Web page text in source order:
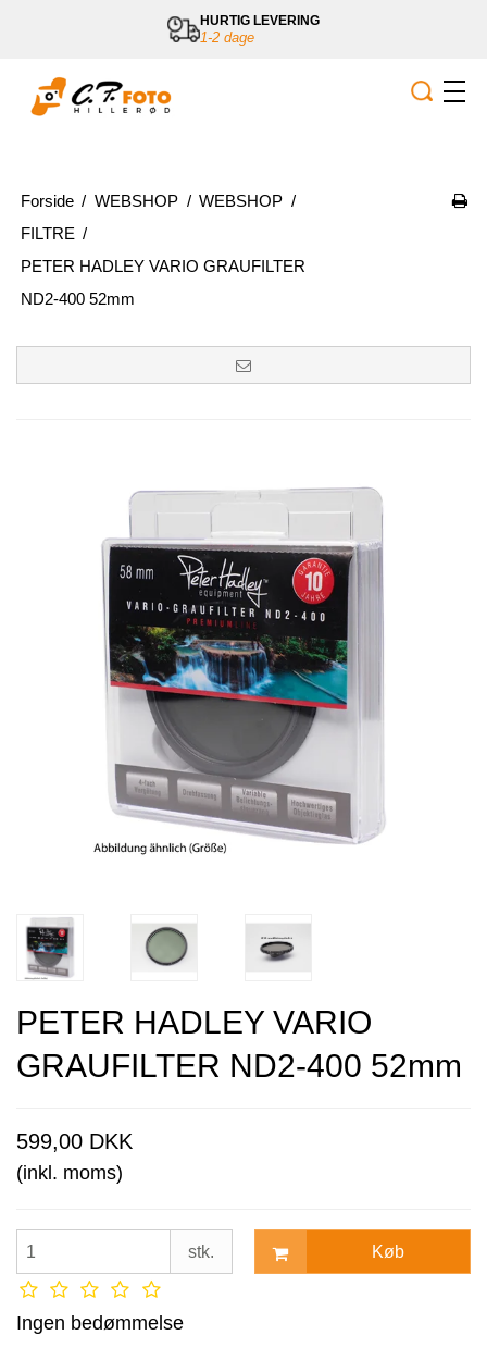
GRATIS LEVERING
Forside / WEBSHOP / WEBSHOP /
FILTRE /
PETER HADLEY VARIO GRAUFILTER
ND2-400 52mm
PETER HADLEY VARIO
GRAUFILTER ND2-400 52mm
599,00 DKK
(inkl. moms)
stk. Køb
Ingen bedømmelse